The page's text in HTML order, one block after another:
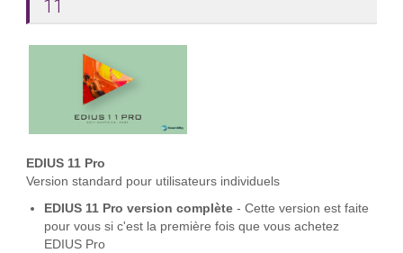
11
EDIUS 11 Pro
Version standard pour utilisateurs individuels
EDIUS 11 Pro version complète- Cette version est faite
pour vous si c'est la première fois que vous achetez
EDIUS Pro